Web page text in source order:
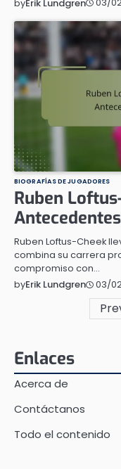
byErik Lundgren 03/
BIOGRAFÍAS DE JUGADORES
Ruben
Ruben Loftus-Cheek
combina su carrera
compromiso con…
byErik Lundgren 03/
Enlaces
Acerca de
Contáctanos
Todo el contenido